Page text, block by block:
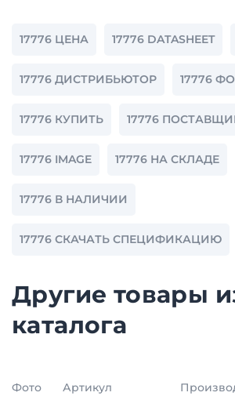
17776 ЦЕНА 17776 DATASHEET
17776 ДИСТРИБЬЮТОР 17776
17776 КУПИТЬ 17776
17776 IMAGE 17776 НА СКЛАДЕ
17776 В НАЛИЧИИ
17776 СКАЧАТЬ СПЕЦИФИКАЦИЮ
Другие товары
каталога
Фото Артикул